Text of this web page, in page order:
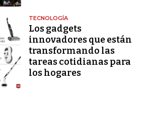
TECNOLOGÍA
Los gadgets
innovadores que están
transformando las
tareas cotidianas para
los hogares